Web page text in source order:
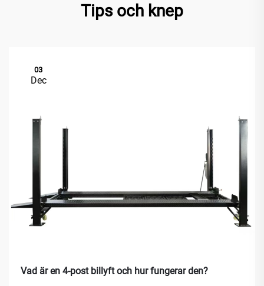
Tips och knep
03
Dec
Vad är en 4-post billyft och hur fungerar den?